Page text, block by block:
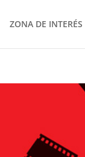
ZONA DE INTERÉS